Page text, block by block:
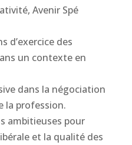
Avenir Spé
d’exercice des
un contexte en
dans la négociation
la profession.
ambitieuses pour
et la qualité des